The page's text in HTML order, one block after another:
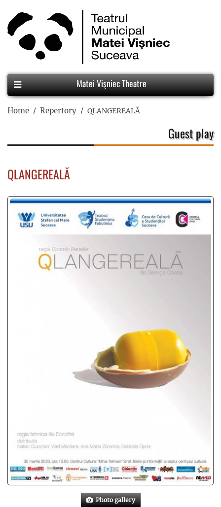
Matei Vişniec Theatre
Home Repertory QLANGEREALĂ
Guest play
QLANGEREALĂ
Photo gallery